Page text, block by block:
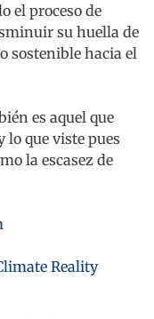
el proceso de
su huella de
sostenible hacia el
es aquel que
lo que viste pues
la escasez de
Reality